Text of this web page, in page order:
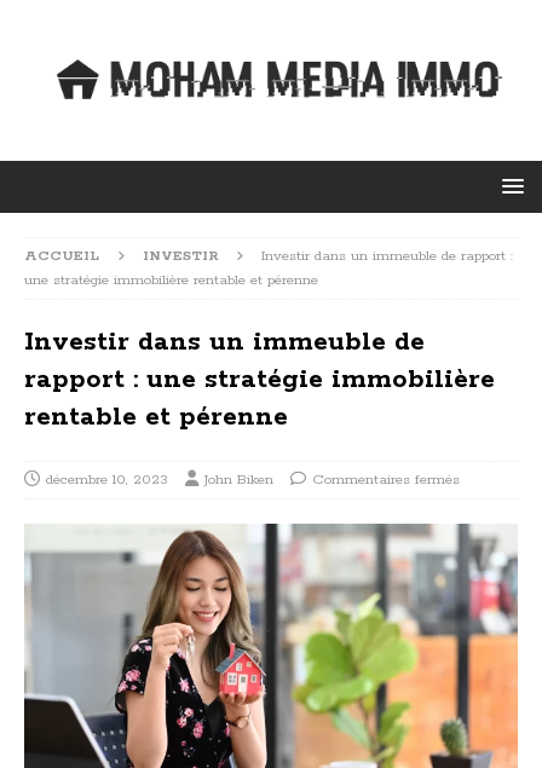
ACCUEIL INVESTIR
Investir dans un immeuble de rapport :
une stratégie immobilière rentable et pérenne
Investir dans un immeuble de
rapport : une stratégie immobilière
rentable et pérenne
décembre 10, 2023 John Biken Commentaires fermés